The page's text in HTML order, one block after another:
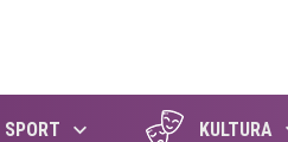
SPORT KULTURA